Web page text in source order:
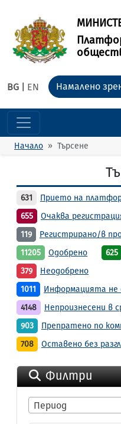
BG EN Намалено
Начало Търсене
631
Прието на
655
Очаква
119
Регистрирано/в
11205
Одобрено 625
379
Неодобрено
1011
Информацията не
4148
Непроизнесени в
903
Препратено по
708
Оставено без
Филтри
Период